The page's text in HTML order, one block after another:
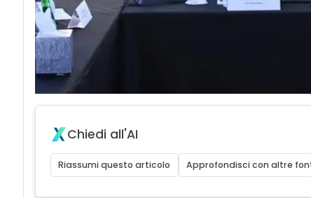
Chiedi all'AI
Riassumi questo articolo Approfondisci con altre